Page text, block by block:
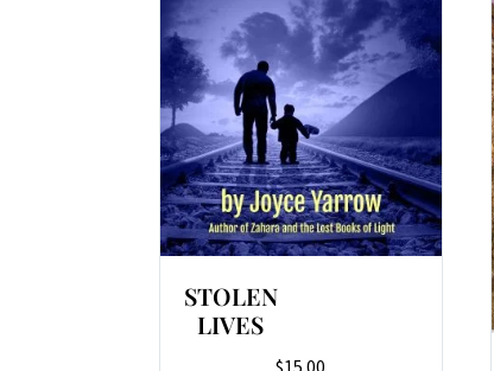
STOLEN
LIVES
$15.00